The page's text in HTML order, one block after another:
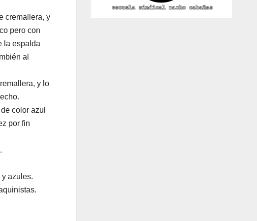
cremallera, y
pero con
la espalda
al
y lo
color azul
por fin
azules.